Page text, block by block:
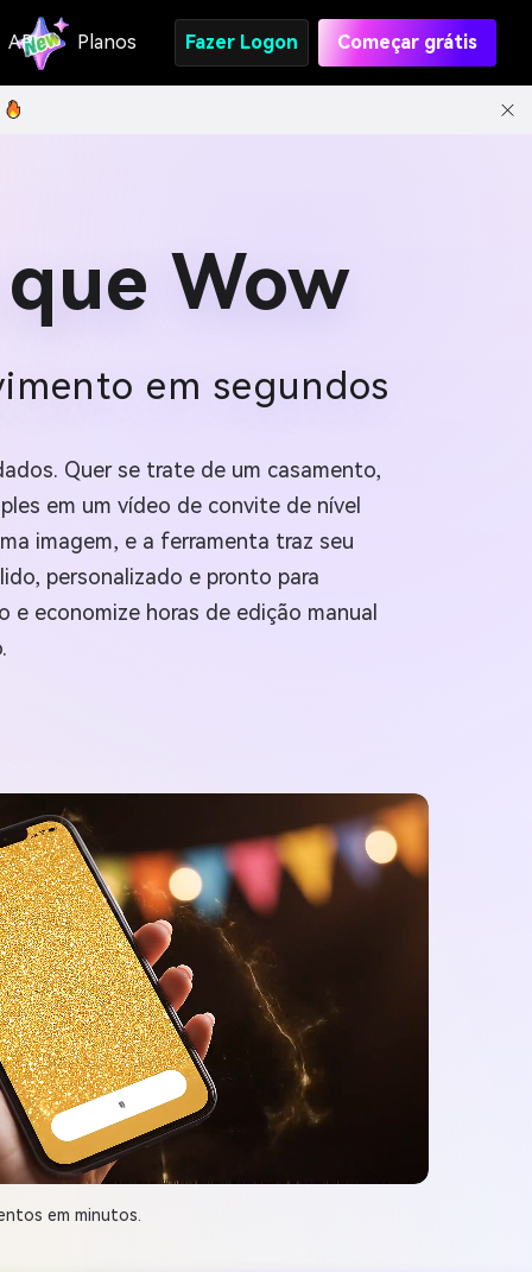
API Planos Fazer Logon Começar grátis
Wow
em segundos
Quer se trate de um casamento,
em um vídeo de convite de nível
imagem, e a ferramenta traz seu
personalizado e pronto para
economize horas de edição manual
em minutos.